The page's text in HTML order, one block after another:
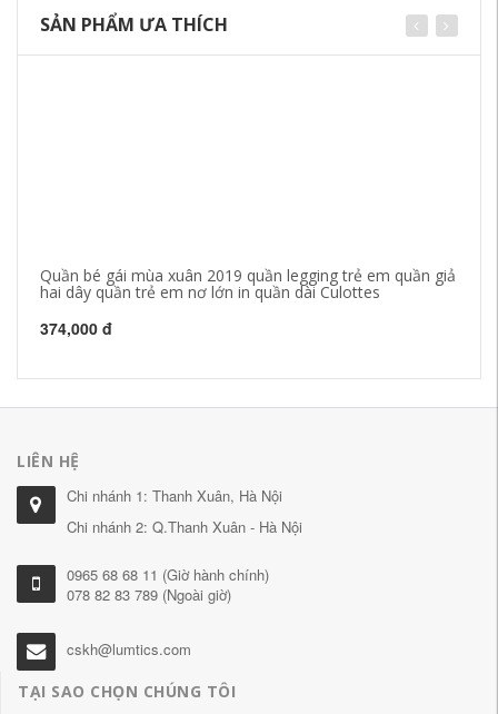
SẢN PHẨM ƯA THÍCH
Quần bé gái mùa xuân 2019 quần legging trẻ em quần giả
hai dây quần trẻ em nơ lớn in quần dài Culottes
374,000 đ
LIÊN HỆ
Chi nhánh 1: Thanh Xuân, Hà Nội
Chi nhánh 2: Q.Thanh Xuân - Hà Nội
0965 68 68 11 (Giờ hành chính)
078 82 83 789 (Ngoài giờ)
cskh@lumtics.com
TẠI SAO CHỌN CHÚNG TÔI